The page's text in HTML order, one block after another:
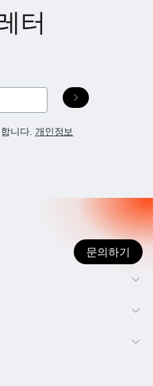
터
니다. 개인정보
문의하기